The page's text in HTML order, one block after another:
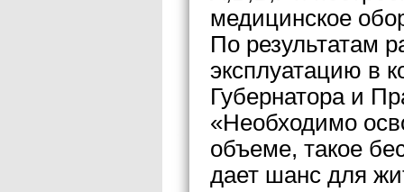
медицинское
По результатам
эксплуатацию в
Губернатора и
«Необходимо
объеме, такое
дает шанс для